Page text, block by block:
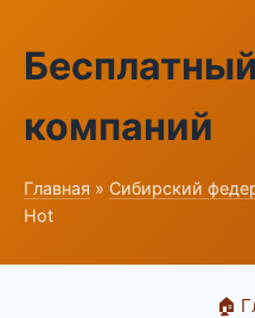
компаний
Главная » Сибирский
Hot
🏠